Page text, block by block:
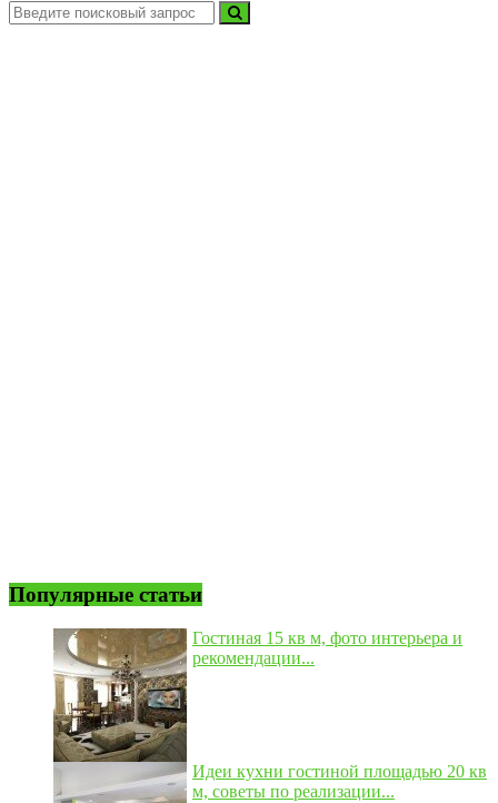
Популярные статьи
Гостиная 15 кв м, фото интерьера и
рекомендации...
Идеи кухни гостиной площадью 20 кв
м, советы по реализации...